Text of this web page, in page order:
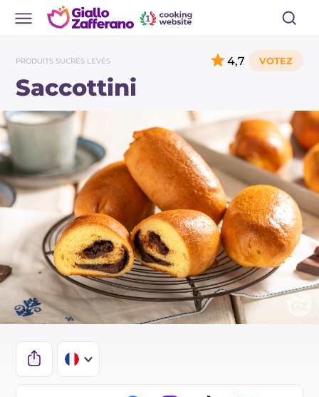
PRODUITS SUCRÉS LEVÉS
Saccottini
4,7
IT